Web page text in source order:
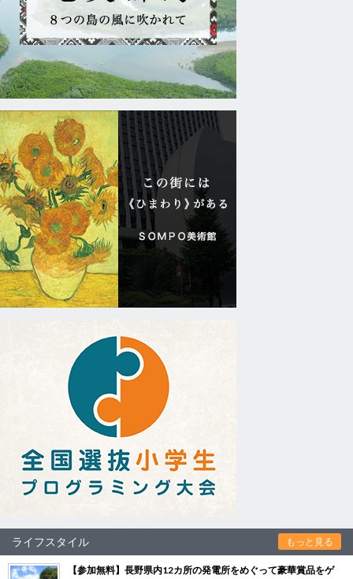
ライフスタイル もっと見る
【参加無料】長野県内12カ所の発電所をめぐって豪華賞品をゲ